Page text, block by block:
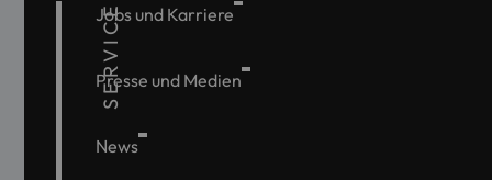
SERVICE
Jobs und Karriere
Presse und Medien
News